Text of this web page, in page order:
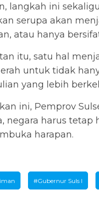
langkah ini
serupa akan
atau hanya
itu, satu hal
untuk tidak
yang lebih
ini, Pemprov
negara harus
harapan.
#Gubernur Suls l